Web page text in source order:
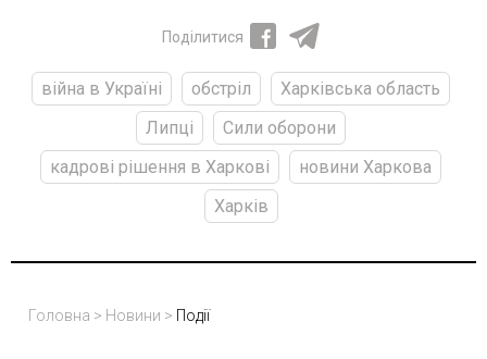
Поділитися
війна в Україні обстріл
Харківська область
Липці
Сили оборони
кадрові рішення в Харкові
новини Харкова
Харків
Головна > Новини > Події